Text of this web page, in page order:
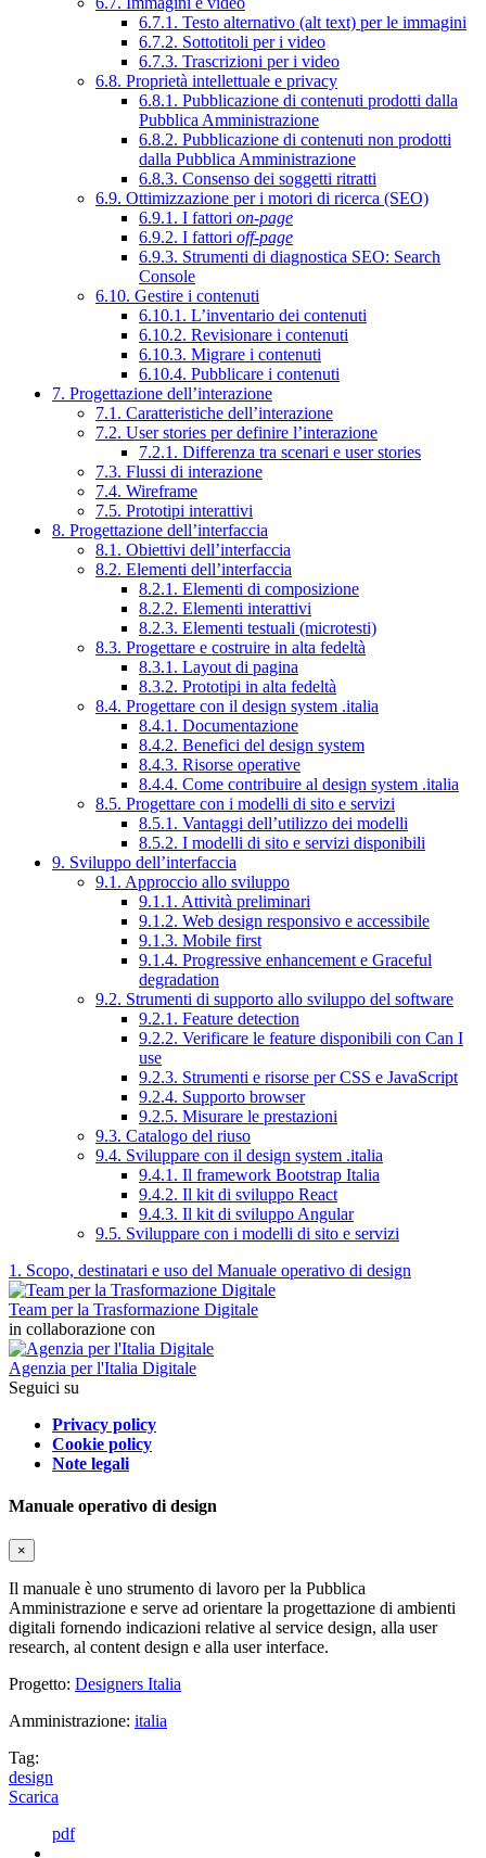
6.7.1. Testo alternativo (alt text) per le immagini
6.7.2. Sottotitoli per i video
6.7.3. Trascrizioni per i video
6.8. Proprietà intellettuale e privacy
6.8.1. Pubblicazione di contenuti prodotti dalla
Pubblica Amministrazione
6.8.2. Pubblicazione di contenuti non prodotti
dalla Pubblica Amministrazione
6.8.3. Consenso dei soggetti ritratti
6.9. Ottimizzazione per i motori di ricerca (SEO)
6.9.1. I fattori on-page
6.9.2. I fattori off-page
6.9.3. Strumenti di diagnostica SEO: Search
Console
6.10. Gestire i contenuti
6.10.1. L’inventario dei contenuti
6.10.2. Revisionare i contenuti
6.10.3. Migrare i contenuti
6.10.4. Pubblicare i contenuti
7. Progettazione dell’interazione
7.1. Caratteristiche dell’interazione
7.2. User stories per definire l’interazione
7.2.1. Differenza tra scenari e user stories
7.3. Flussi di interazione
7.4. Wireframe
7.5. Prototipi interattivi
8. Progettazione dell’interfaccia
8.1. Obiettivi dell’interfaccia
8.2. Elementi dell’interfaccia
8.2.1. Elementi di composizione
8.2.2. Elementi interattivi
8.2.3. Elementi testuali (microtesti)
8.3. Progettare e costruire in alta fedeltà
8.3.1. Layout di pagina
8.3.2. Prototipi in alta fedeltà
8.4. Progettare con il design system .italia
8.4.1. Documentazione
8.4.2. Benefici del design system
8.4.3. Risorse operative
8.4.4. Come contribuire al design system .italia
8.5. Progettare con i modelli di sito e servizi
8.5.1. Vantaggi dell’utilizzo dei modelli
8.5.2. I modelli di sito e servizi disponibili
9. Sviluppo dell’interfaccia
9.1. Approccio allo sviluppo
9.1.1. Attività preliminari
9.1.2. Web design responsivo e accessibile
9.1.3. Mobile first
9.1.4. Progressive enhancement e Graceful
degradation
9.2. Strumenti di supporto allo sviluppo del software
9.2.1. Feature detection
9.2.2. Verificare le feature disponibili con Can I
use
9.2.3. Strumenti e risorse per CSS e JavaScript
9.2.4. Supporto browser
9.2.5. Misurare le prestazioni
9.3. Catalogo del riuso
9.4. Sviluppare con il design system .italia
9.4.1. Il framework Bootstrap Italia
9.4.2. Il kit di sviluppo React
9.4.3. Il kit di sviluppo Angular
9.5. Sviluppare con i modelli di sito e servizi
1. Scopo, destinatari e uso del Manuale operativo di design
Team per la Trasformazione Digitale
in collaborazione con
Agenzia per l'Italia Digitale
Seguici su
Privacy policy
Cookie policy
Note legali
Manuale operativo di design
×
Il manuale è uno strumento di lavoro per la Pubblica
Amministrazione e serve ad orientare la progettazione di ambienti
digitali fornendo indicazioni relative al service design, alla user
research, al content design e alla user interface.
Progetto: Designers Italia
Amministrazione: italia
Tag:
design
Scarica
pdf